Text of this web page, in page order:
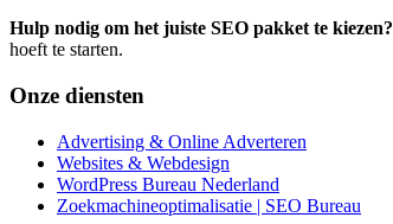
Hulp nodig om het juiste SEO pakket te kiezen?
hoeft te starten.
Onze diensten
Advertising & Online Adverteren
Websites & Webdesign
WordPress Bureau Nederland
Zoekmachineoptimalisatie | SEO Bureau